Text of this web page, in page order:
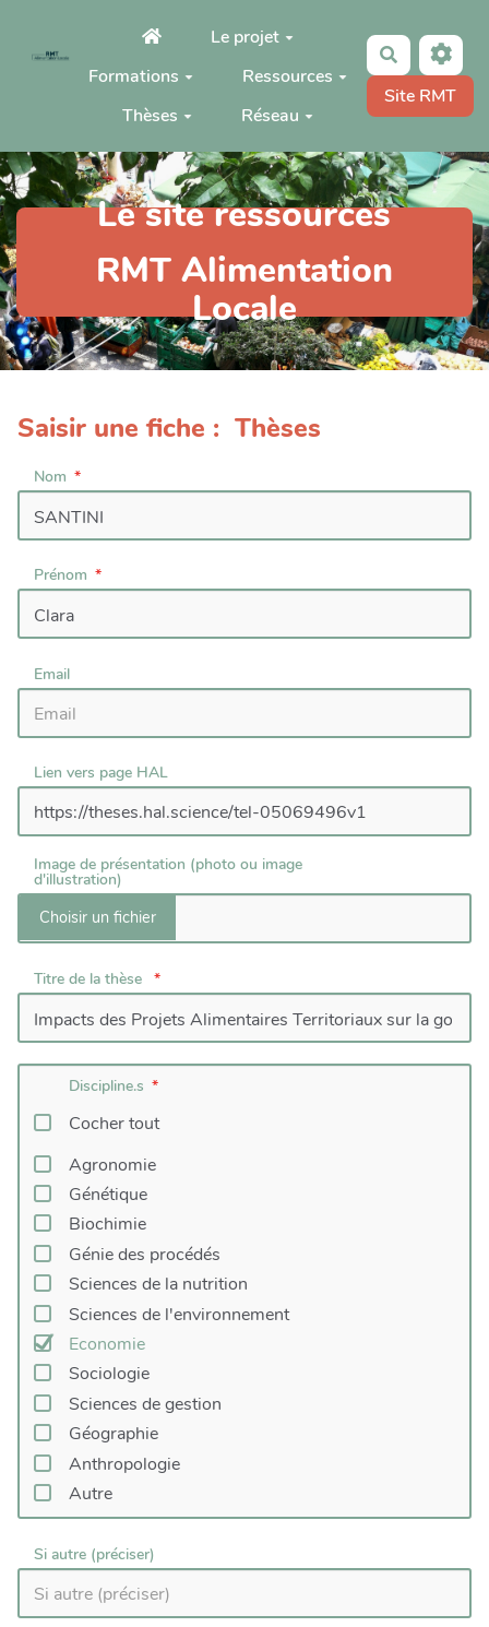
Aller au contenu principalLe projet
Formations
Ressources
Thèses
Réseau
Rechercher
Site RMT
Le site ressources
RMT Alimentation
Locale
Saisir une fiche : Thèses
Nom
Prénom
Email
Lien vers page HAL
Image de présentation (photo ou image
d'illustration)
Titre de la thèse
Discipline.s
Cocher tout
Agronomie
Génétique
Biochimie
Génie des procédés
Sciences de la nutrition
Sciences de l'environnement
Economie
Sociologie
Sciences de gestion
Géographie
Anthropologie
Autre
Si autre (préciser)